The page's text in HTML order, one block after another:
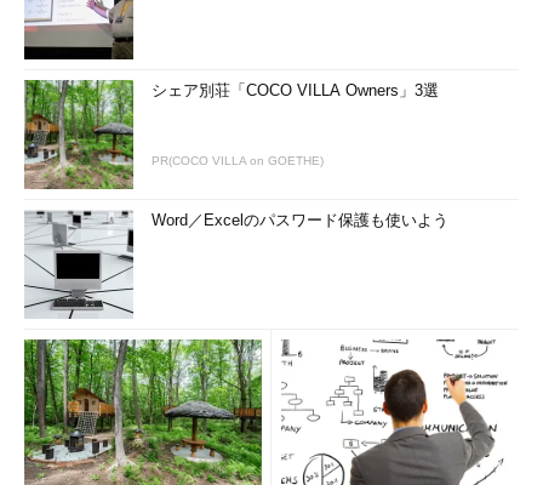
シェア別荘「COCO VILLA Owners」3選
PR(COCO VILLA on GOETHE)
Word／Excelのパスワード保護も使いよう